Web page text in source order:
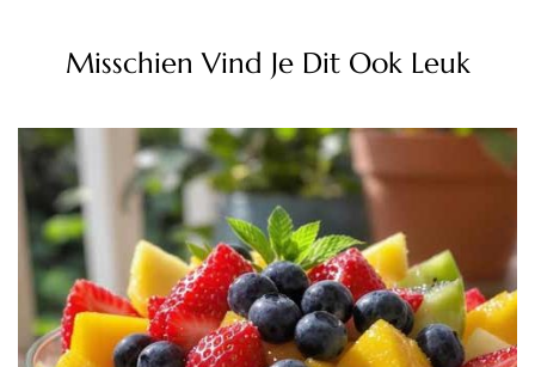
Misschien Vind Je Dit Ook Leuk